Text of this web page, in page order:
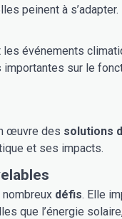
peinent à s’adapter.
événements
sur le
œuvre des solutions
et ses impacts.
défis. Elle
que l’énergie